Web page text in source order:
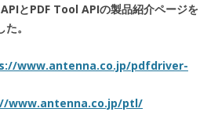
とPDF Tool APIの製品紹介ページを
。
www.antenna.co.jp/pdfdriver-
www.antenna.co.jp/ptl/